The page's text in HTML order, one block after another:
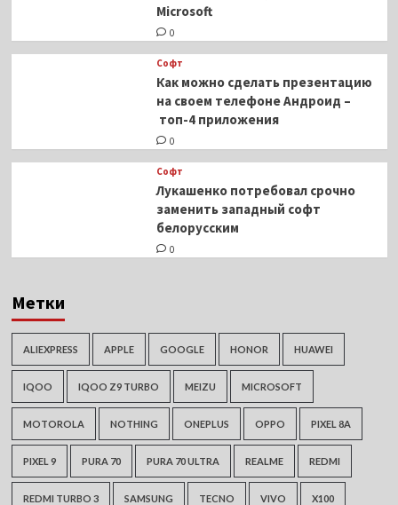
Microsoft
0
Софт
Как можно сделать презентацию
на своем телефоне Андроид –
топ-4 приложения
0
Софт
Лукашенко потребовал срочно
заменить западный софт
белорусским
0
Метки
ALIEXPRESS APPLE GOOGLE HONOR HUAWEI
IQOO IQOO Z9 TURBO MEIZU MICROSOFT
MOTOROLA NOTHING ONEPLUS OPPO PIXEL 8A
PIXEL 9 PURA 70 PURA 70 ULTRA REALME REDMI
REDMI TURBO 3 SAMSUNG TECNO VIVO X100